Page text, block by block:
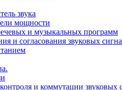
звука
мощности
и музыкальных программ
и согласования звуковых
и коммутации звуковых